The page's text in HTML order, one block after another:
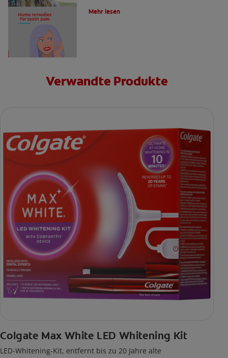
Mehr lesen
Verwandte Produkte
Colgate Max White LED Whitening Kit
LED-Whitening-Kit, entfernt bis zu 20 Jahre alte